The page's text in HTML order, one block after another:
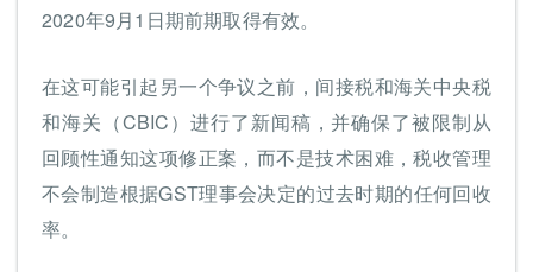
2020年9月1日期前期取得有效。
在这可能引起另一个争议之前，间接税和海关中央税
和海关（CBIC）进行了新闻稿，并确保了被限制从
回顾性通知这项修正案，而不是技术困难，税收管理
不会制造根据GST理事会决定的过去时期的任何回收
率。